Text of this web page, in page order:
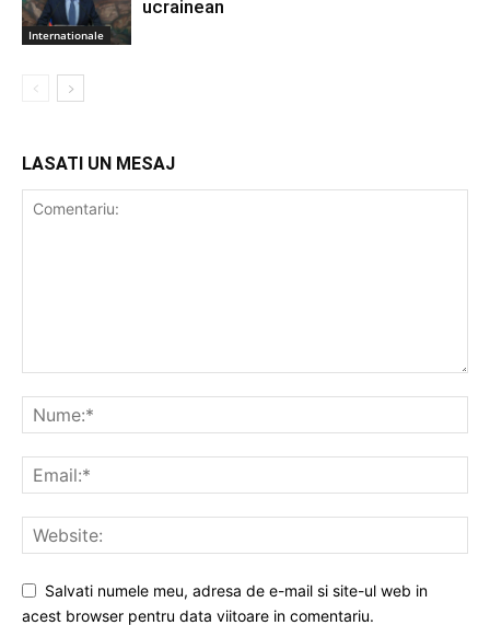
Internationale
ucrainean
LASATI UN MESAJ
Salvati numele meu, adresa de e-mail si site-ul web in
acest browser pentru data viitoare in comentariu.